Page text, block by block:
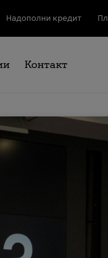
Надополни кредит
Контакт